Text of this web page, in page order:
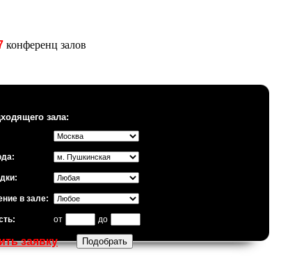
конференц залов
зала:
в зале:
от до
заявку